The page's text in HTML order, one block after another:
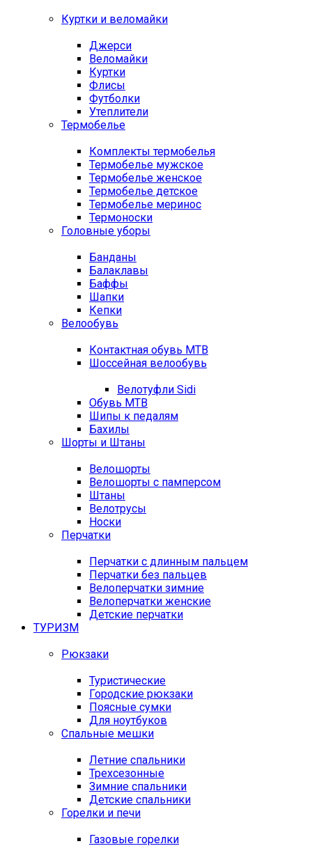
Куртки и веломайки
Джерси
Веломайки
Куртки
Флисы
Футболки
Утеплители
Термобелье
Комплекты термобелья
Термобелье мужское
Термобелье женское
Термобелье детское
Термобелье меринос
Термоноски
Головные уборы
Банданы
Балаклавы
Баффы
Шапки
Кепки
Велообувь
Контактная обувь MTB
Шоссейная велообувь
Велотуфли Sidi
Обувь MTB
Шипы к педалям
Бахилы
Шорты и Штаны
Велошорты
Велошорты с памперсом
Штаны
Велотрусы
Носки
Перчатки
Перчатки с длинным пальцем
Перчатки без пальцев
Велоперчатки зимние
Велоперчатки женские
Детские перчатки
ТУРИЗМ
Рюкзаки
Туристические
Городские рюкзаки
Поясные сумки
Для ноутбуков
Спальные мешки
Летние спальники
Трехсезонные
Зимние спальники
Детские спальники
Горелки и печи
Газовые горелки